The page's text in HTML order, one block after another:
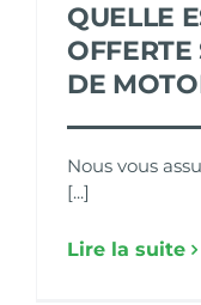
QUELLE
OFFERTE
DE
Nous vous
[...]
Lire la suite